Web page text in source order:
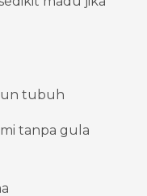
tubuh
tanpa gula